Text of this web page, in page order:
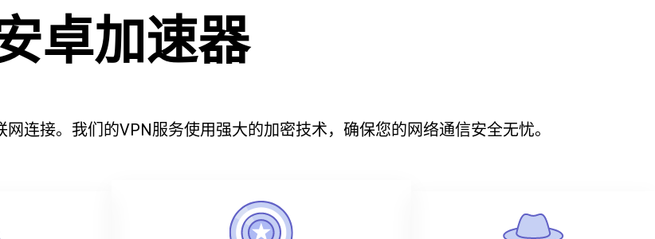
卓加速器
连接。我们的VPN服务使用强大的加密技术，确保您的网络通信安全无忧。